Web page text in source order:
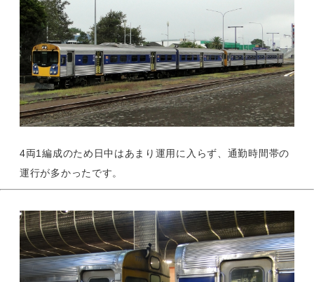
4両1編成のため日中はあまり運用に入らず、通勤時間帯の
運行が多かったです。